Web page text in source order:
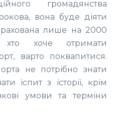
громадянства
вона буде діяти
лише на 2000
хоче отримати
варто поквапитися.
не потрібно знати
іспит з історії, крім
умови та терміни